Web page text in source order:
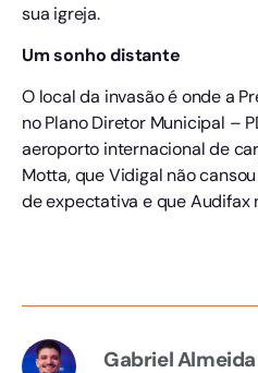
sua igreja.
Um sonho distante
O local da invasão é onde a
no Plano Diretor Municipal –
aeroporto internacional de
Motta, que Vidigal não
de expectativa e que Audifax
Gabriel Almeida